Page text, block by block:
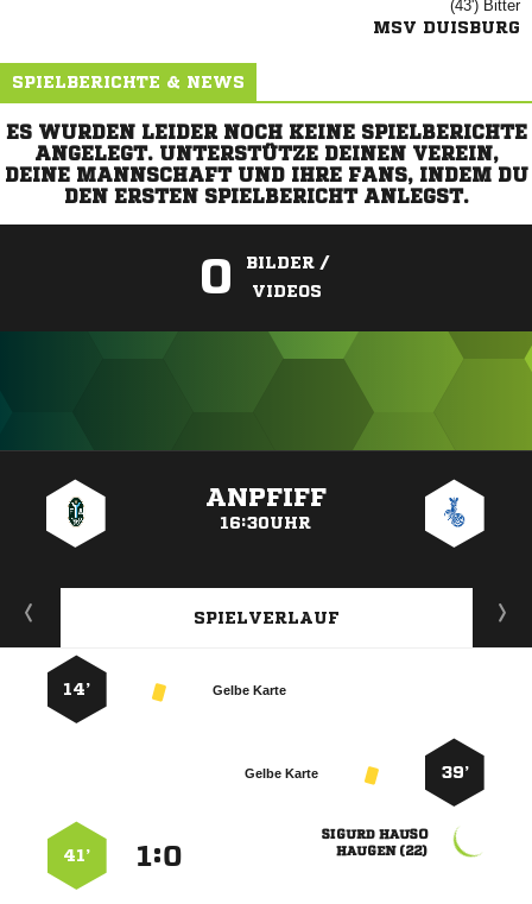
(43') 
MSV DUISBURG
SPIELBERICHTE & NEWS
ES WURDEN LEIDER NOCH KEINE SPIELBERICHTE
ANGELEGT. UNTERSTÜTZE DEINEN VEREIN,
DEINE MANNSCHAFT UND IHRE FANS, INDEM DU
DEN ERSTEN SPIELBERICHT ANLEGST.
0
BILDER /
VIDEOS
ANPFIFF
16:30UHR
SPIELVERLAUF
Gelbe Karte
14’
39’
Gelbe Karte
 
 
:
41’